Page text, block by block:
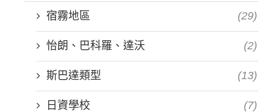
宿霧地區 (29)
怡朗、巴科羅、達沃 (2)
斯巴達類型 (13)
日資學校 (7)